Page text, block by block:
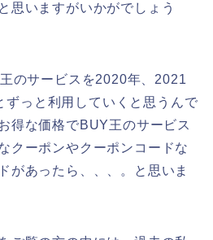
思いますがいかがでしょう
のサービスを2020年、2021
っと利用していくと思うんで
得な価格でBUY王のサービス
クーポンやクーポンコードな
があったら、、、。と思いま